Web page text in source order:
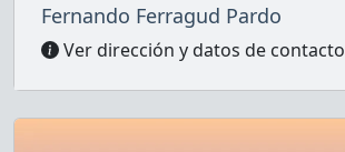
Fernando Ferragud Pardo
Ver dirección y datos de contacto